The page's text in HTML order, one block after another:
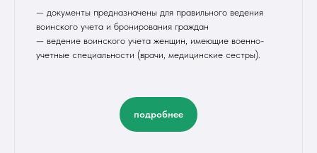
— документы предназначены для правильного ведения
воинского учета и бронирования граждан
— ведение воинского учета женщин, имеющие военно-
учетные специальности (врачи, медицинские сестры).
подробнее